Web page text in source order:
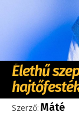
Élethű
Szerző: Máté